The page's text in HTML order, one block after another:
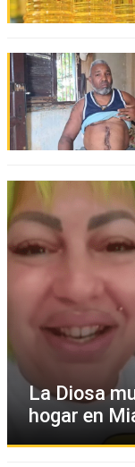
La Diosa
hogar en